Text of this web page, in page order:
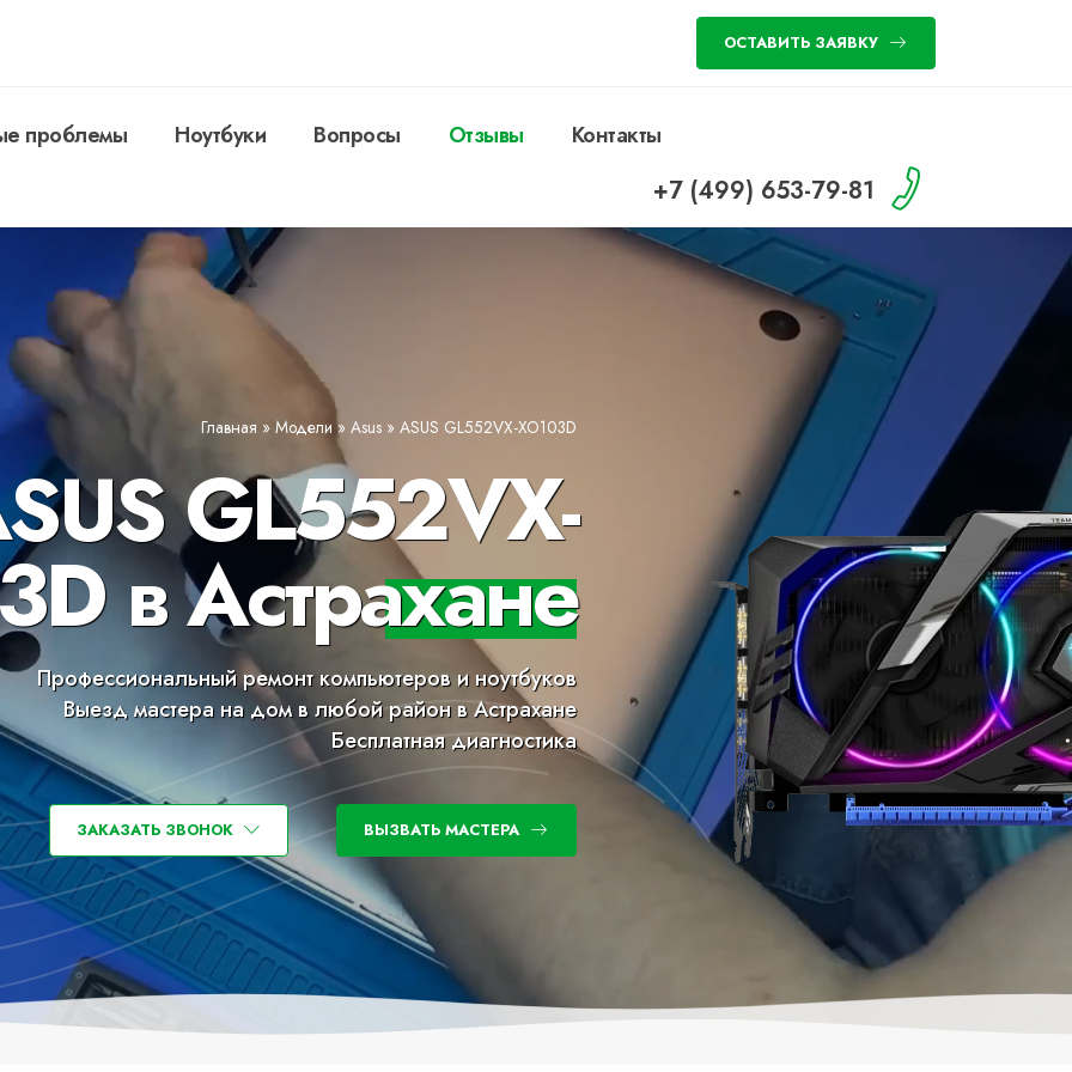
ОСТАВИТЬ ЗАЯВКУ
проблемы Ноутбуки Вопросы Отзывы Контакты
+7 (499) 653-79-81
Главная » Модели » Asus » ASUS GL552VX-XO103D
GL552VX-
в Астрахане
Профессиональный ремонт компьютеров и ноутбуков
Выезд мастера на дом в любой район в Астрахане
Бесплатная диагностика
ЗАКАЗАТЬ ЗВОНОК ВЫЗВАТЬ МАСТЕРА